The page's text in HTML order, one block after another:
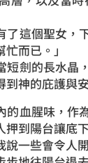
了這個聖女
而已。」
短劍的長水晶
神的庇護與
的血腥味，作
到陽台讓底
說一些會令人